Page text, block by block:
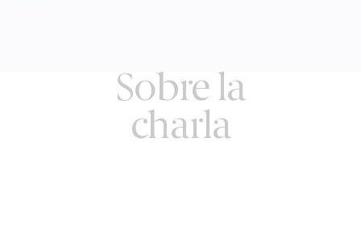
Sobre la
charla